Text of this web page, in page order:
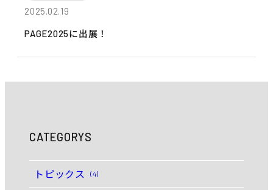
2025.02.19
PAGE2025に出展！
CATEGORYS
トピックス (4)